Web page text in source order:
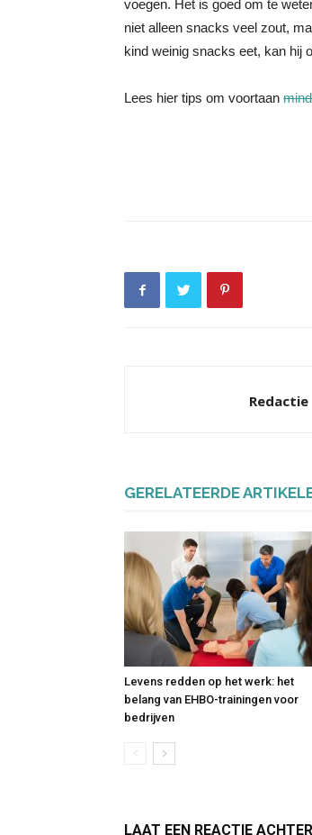
voegen. Het is goed om te
niet alleen snacks veel zout,
kind weinig snacks eet, kan hij
Lees hier tips om voortaan
Redactie
GERELATEERDE
Levens redden op het werk: het
belang van EHBO-trainingen voor
bedrijven
LAAT EEN REACTIE ACHTER